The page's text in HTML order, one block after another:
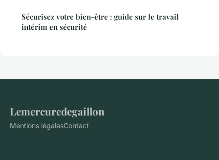
Sécurisez votre bien-être : guide sur le travail
intérim en sécurité
Lemercuredegaillon
Mentions légalesContact